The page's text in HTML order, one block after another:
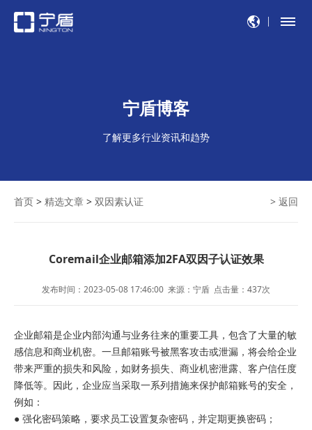
宁盾博客
了解更多行业资讯和趋势
> 返回
首页 > 精选文章 > 双因素认证
Coremail企业邮箱添加2FA双因子认证效果
发布时间：2023-05-08 17:46:00 来源：宁盾 点击量： 437次
企业邮箱是企业内部沟通与业务往来的重要工具，包含了大量的敏
感信息和商业机密。一旦邮箱账号被黑客攻击或泄漏，将会给企业
带来严重的损失和风险，如财务损失、商业机密泄露、客户信任度
降低等。因此，企业应当采取一系列措施来保护邮箱账号的安全，
例如：
● 强化密码策略，要求员工设置复杂密码，并定期更换密码；